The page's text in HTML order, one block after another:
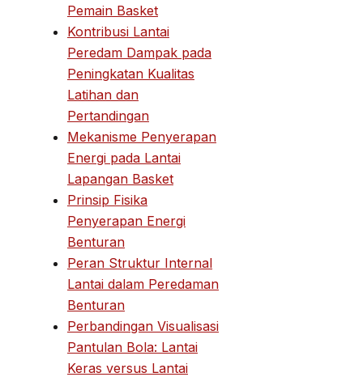
Pemain Basket
Kontribusi Lantai
Peredam Dampak pada
Peningkatan Kualitas
Latihan dan
Pertandingan
Mekanisme Penyerapan
Energi pada Lantai
Lapangan Basket
Prinsip Fisika
Penyerapan Energi
Benturan
Peran Struktur Internal
Lantai dalam Peredaman
Benturan
Perbandingan Visualisasi
Pantulan Bola: Lantai
Keras versus Lantai